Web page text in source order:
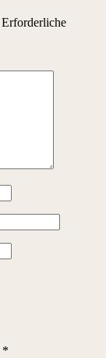
Erforderliche
*